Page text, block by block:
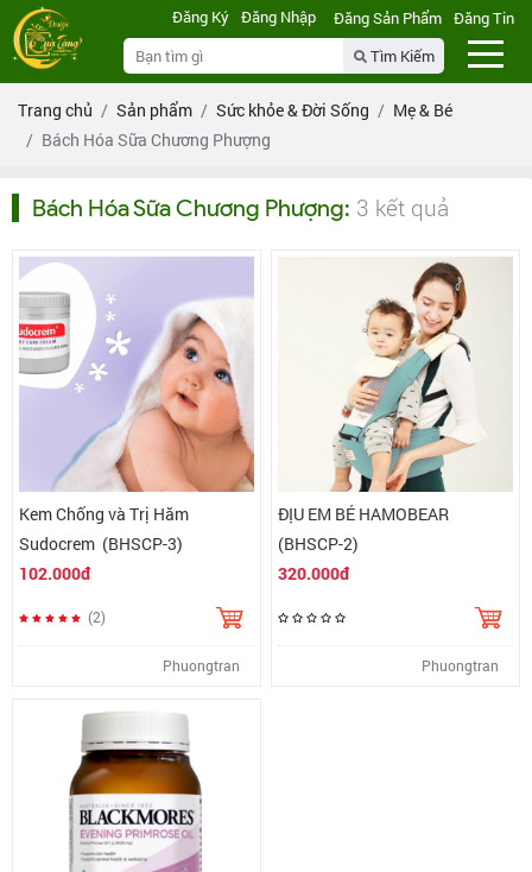
Tìm Kiếm
Đăng Ký Đăng Nhập Đăng Sản Phẩm Đăng Tin
Trang chủ Sản phẩm Sức khỏe & Đời Sống
Mẹ & Bé
Bách Hóa Sữa Chương Phượng
Bách Hóa Sữa Chương Phượng: 3 kết quả
Kem Chống và Trị Hăm
Sudocrem (BHSCP-3)
102.000đ
(2)
Phuongtran
ĐỊU EM BÉ HAMOBEAR
(BHSCP-2)
320.000đ
Phuongtran